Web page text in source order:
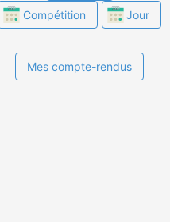
Compétition Jour
Mes compte-rendus